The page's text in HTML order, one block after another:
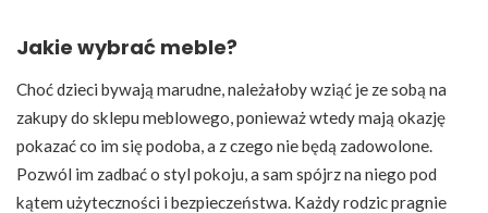
Jakie wybrać meble?
Choć dzieci bywają marudne, należałoby wziąć je ze sobą na
zakupy do sklepu meblowego, ponieważ wtedy mają okazję
pokazać co im się podoba, a z czego nie będą zadowolone.
Pozwól im zadbać o styl pokoju, a sam spójrz na niego pod
kątem użyteczności i bezpieczeństwa. Każdy rodzic pragnie